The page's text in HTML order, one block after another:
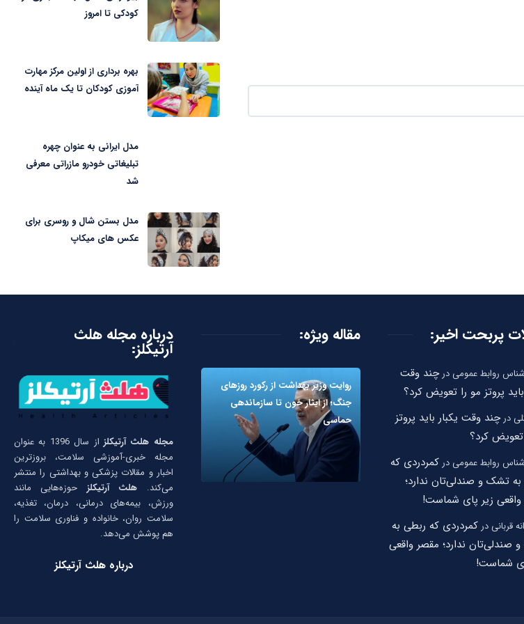
کودکی تا امروز
بهره برداری از اولین مرکز مهارت
آموزی کودکان تا یک ماه آینده
مدل ایرانی به عنوان چهره
تبلیغاتی خودرو مازراتی معرفی
شد
مدل بستن شال و روسری برای
عکس های میکاپ
پربحت اخیر:
روابط عمومیدرچند وقت
باید پروتز مو را تعویض کرد؟
درچند وقت یکبار باید پروتز
تعویض کرد؟
روابط عمومیدر کمردردی که
تشک و صندلی‌تان ندارد؛
زیر پای شماست!
قربانیدر کمردردی که ربطی به
صندلی‌تان ندارد؛ مقصر واقعی
شماست!
مقاله ویژه:
روایت وزیر بهداشت از رکورد روزهای
جنگ؛ از ایثار خون تا سازماندهی
حماسی
درباره مجله هلث
آرتیکلز:
مجله هلث آرتیکلز
از سال 1396 به عنوان
مجله خبری-آموزشی سلامت، بروزترین
اخبار و مقالات پزشکی و بهداشتی را منتشر
می‌کند. هلث آرتیکلز حوزه‌هایی مانند
ورزش، بیمه‌های درمانی، درمان، تغذیه،
سلامت روان، خانواده و فناوری سلامت را
هم پوشش می‌دهد.
درباره هلث آرتیکلز